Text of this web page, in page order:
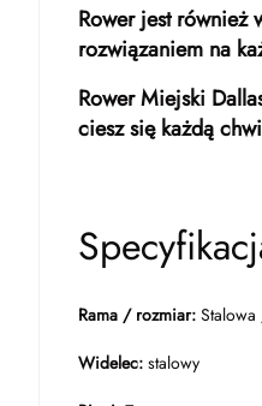
Rower jest również
rozwiązaniem na
Rower Miejski
ciesz się każdą
Rama / rozmiar:
Widelec: stalowy